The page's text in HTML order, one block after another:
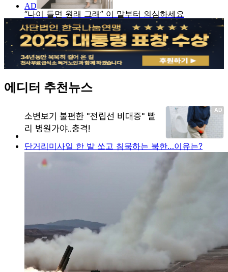
에디터 추천뉴스
단거리미사일 한 발 쏘고 침묵하는 북한…이유는?